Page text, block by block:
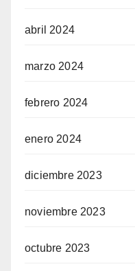
abril 2024
marzo 2024
febrero 2024
enero 2024
diciembre 2023
noviembre 2023
octubre 2023